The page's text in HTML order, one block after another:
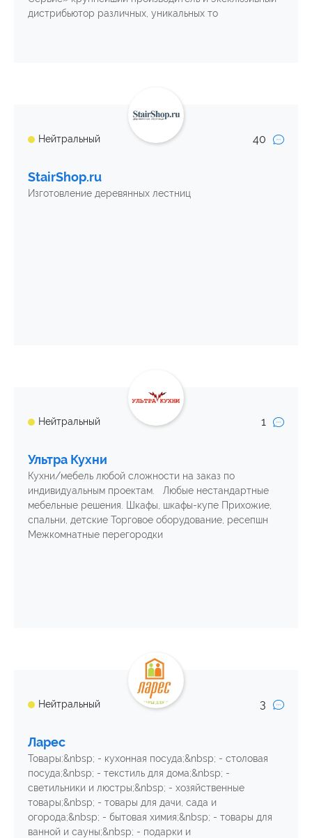
дистрибьютор различных, уникальных то
Нейтральный 40
StairShop.ru
Изготовление деревянных лестниц
Нейтральный 1
Ультра Кухни
Кухни/мебель любой сложности на заказ по
индивидуальным проектам. Любые нестандартные
мебельные решения. Шкафы, шкафы-купе Прихожие,
спальни, детские Торговое оборудование, ресепшн
Межкомнатные перегородки
Нейтральный 3
Ларес
Товары:&nbsp; - кухонная посуда;&nbsp; - столовая
посуда;&nbsp; - текстиль для дома;&nbsp; -
светильники и люстры;&nbsp; - хозяйственные
товары;&nbsp; - товары для дачи, сада и
огорода;&nbsp; - бытовая химия;&nbsp; - товары для
ванной и сауны;&nbsp; - подарки и